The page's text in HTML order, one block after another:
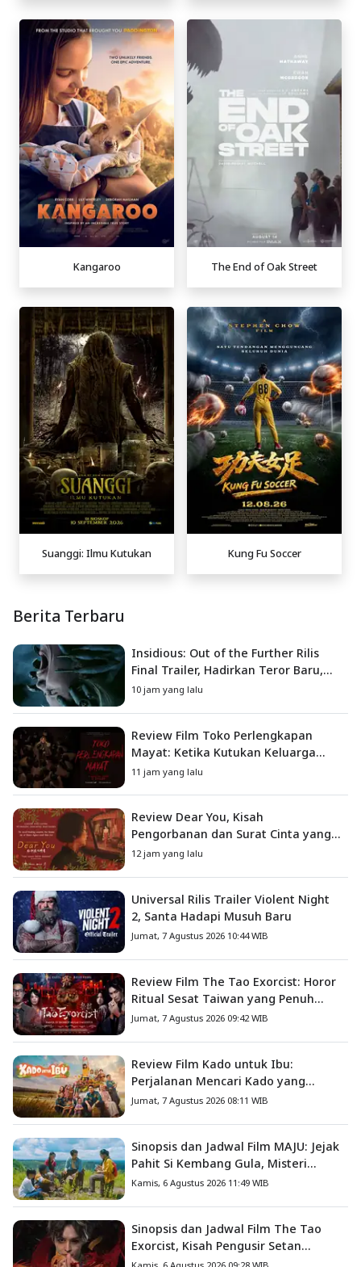
Kangaroo The End of Oak Street
Suanggi: Ilmu Kutukan Kung Fu Soccer
Berita Terbaru
Insidious: Out of the Further Rilis
Final Trailer, Hadirkan Teror Baru,
Iblis Kini Masuk ke Dunia Manusia
10 jam yang lalu
Review Film Toko Perlengkapan
Mayat: Ketika Kutukan Keluarga
Menjadi Sumber Teror yang
11 jam yang lalu
Review Dear You, Kisah
Pengorbanan dan Surat Cinta yang
Menyentuh Hati
12 jam yang lalu
Universal Rilis Trailer Violent Night
2, Santa Hadapi Musuh Baru
Jumat, 7 Agustus 2026 10:44 WIB
Review Film The Tao Exorcist: Horor
Ritual Sesat Taiwan yang Penuh
Misteri dan Teror Psikologis
Jumat, 7 Agustus 2026 09:42 WIB
Review Film Kado untuk Ibu:
Perjalanan Mencari Kado yang
Mengajarkan Arti Keluarga
Jumat, 7 Agustus 2026 08:11 WIB
Sinopsis dan Jadwal Film MAJU: Jejak
Pahit Si Kembang Gula, Misteri
Hilangnya Bagas di Lokasi Jambore
Kamis, 6 Agustus 2026 11:49 WIB
Sinopsis dan Jadwal Film The Tao
Exorcist, Kisah Pengusir Setan
Melawan Kutukan Mematikan